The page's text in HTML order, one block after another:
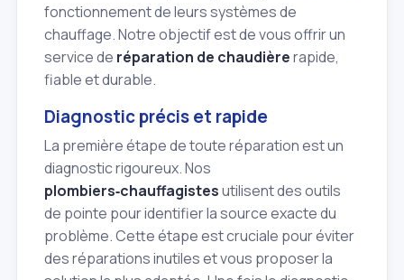
fonctionnement de leurs systèmes de
chauffage. Notre objectif est de vous offrir un
service de réparation de chaudièrerapide,
fiable et durable.
Diagnostic précis et rapide
La première étape de toute réparation est un
diagnostic rigoureux. Nos
plombiers‑chauffagistesutilisent des outils
de pointe pour identifier la source exacte du
problème. Cette étape est cruciale pour éviter
des réparations inutiles et vous proposer la